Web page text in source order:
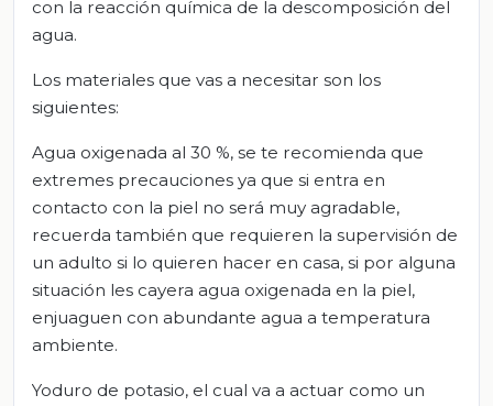
con la reacción química de la descomposición del
agua.
Los materiales que vas a necesitar son los
siguientes:
Agua oxigenada al 30 %, se te recomienda que
extremes precauciones ya que si entra en
contacto con la piel no será muy agradable,
recuerda también que requieren la supervisión de
un adulto si lo quieren hacer en casa, si por alguna
situación les cayera agua oxigenada en la piel,
enjuaguen con abundante agua a temperatura
ambiente.
Yoduro de potasio, el cual va a actuar como un